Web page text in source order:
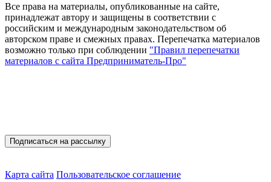
Все права на материалы, опубликованные на сайте,
принадлежат автору и защищены в соответствии с
российским и международным законодательством об
авторском праве и смежных правах. Перепечатка материалов
возможно только при соблюдении "Правил перепечатки
материалов с сайта Предприниматель-Про"
Карта сайта Пользовательское соглашение